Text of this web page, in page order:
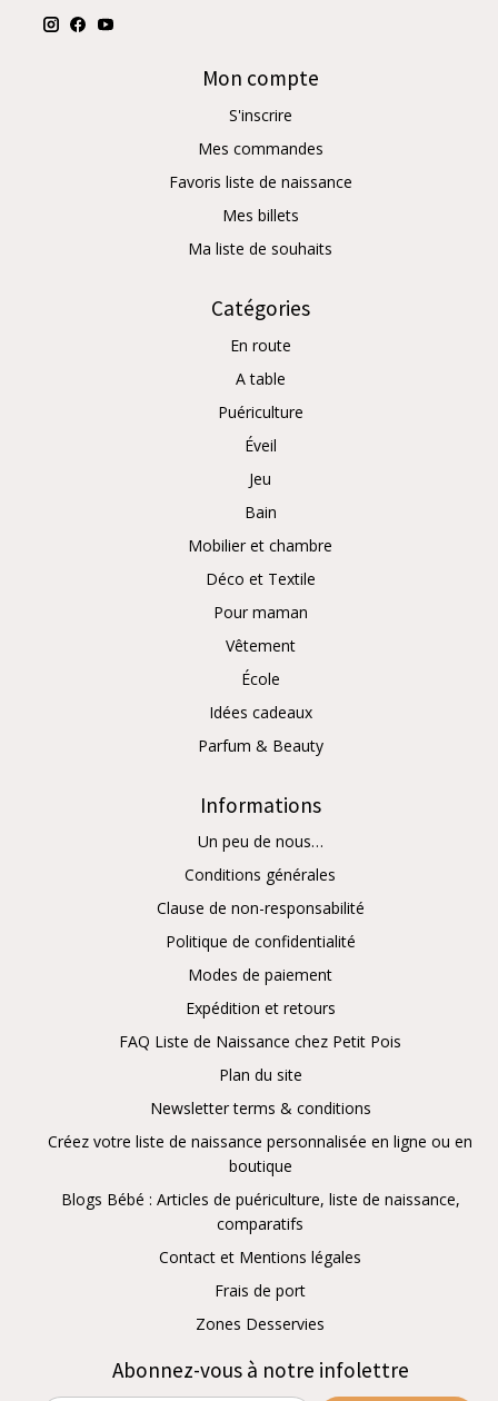
Mon compte
S'inscrire
Mes commandes
Favoris liste de naissance
Mes billets
Ma liste de souhaits
Catégories
En route
A table
Puériculture
Éveil
Jeu
Bain
Mobilier et chambre
Déco et Textile
Pour maman
Vêtement
École
Idées cadeaux
Parfum & Beauty
Informations
Un peu de nous…
Conditions générales
Clause de non-responsabilité
Politique de confidentialité
Modes de paiement
Expédition et retours
FAQ Liste de Naissance chez Petit Pois
Plan du site
Newsletter terms & conditions
Créez votre liste de naissance personnalisée en ligne ou en
boutique
Blogs Bébé : Articles de puériculture, liste de naissance,
comparatifs
Contact et Mentions légales
Frais de port
Zones Desservies
Abonnez-vous à notre infolettre